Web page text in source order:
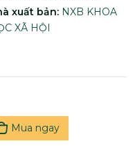
xuất bản: NXB KHOA
XÃ HỘI
Mua ngay